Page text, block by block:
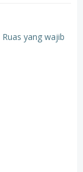
Ruas yang wajib